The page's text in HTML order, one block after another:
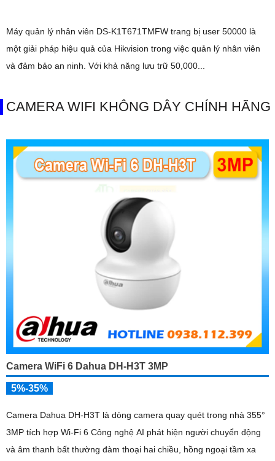
Máy quản lý nhân viên DS-K1T671TMFW trang bị user 50000 là
một giải pháp hiệu quả của Hikvision trong việc quản lý nhân viên
và đảm bảo an ninh. Với khả năng lưu trữ 50,000...
CAMERA WIFI KHÔNG DÂY CHÍNH HÃNG
Camera WiFi 6 Dahua DH-H3T 3MP
5%-35%
Camera Dahua DH-H3T là dòng camera quay quét trong nhà 355°
3MP tích hợp Wi-Fi 6 Công nghệ AI phát hiện người chuyển động
và âm thanh bất thường đàm thoại hai chiều, hồng ngoại tầm xa